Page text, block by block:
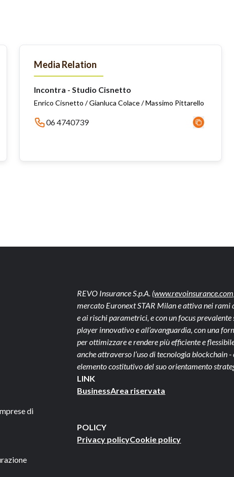
Media Relation
Incontra - Studio Cisnetto
Enrico Cisnetto / Gianluca Colace / Massimo Pittarello
06 4740739
di
REVO Insurance S.p.A.
mercato Euronext STAR Milan e attiva nei
e ai rischi parametrici, e con un focus
player innovativo e all’avanguardia, con una
per ottimizzare e rendere più efficiente e
anche attraverso l’uso di tecnologia blockchain
elemento costitutivo del suo orientamento
LINK
BusinessArea riservata
POLICY
Privacy policyCookie policy